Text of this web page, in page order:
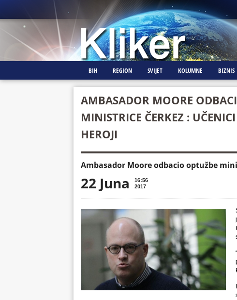
BIH REGION SVIJET KOLUMNE BIZNIS
AMBASADOR MOORE
MINISTRICE ČERKEZ :
HEROJI
Ambasador Moore odbacio optužbe
22 Juna
16:56
2017